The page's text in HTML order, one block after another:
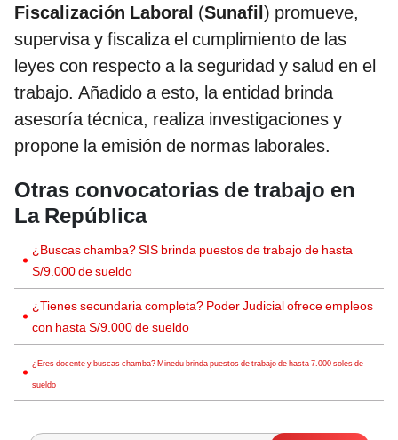
Fiscalización Laboral (Sunafil) promueve,
supervisa y fiscaliza el cumplimiento de las
leyes con respecto a la seguridad y salud en el
trabajo. Añadido a esto, la entidad brinda
asesoría técnica, realiza investigaciones y
propone la emisión de normas laborales.
Otras convocatorias de trabajo en
La República
¿Buscas chamba? SIS brinda puestos de trabajo de hasta
S/9.000 de sueldo
¿Tienes secundaria completa? Poder Judicial ofrece empleos
con hasta S/9.000 de sueldo
¿Eres docente y buscas chamba? Minedu brinda puestos de trabajo de hasta 7.000 soles de
sueldo